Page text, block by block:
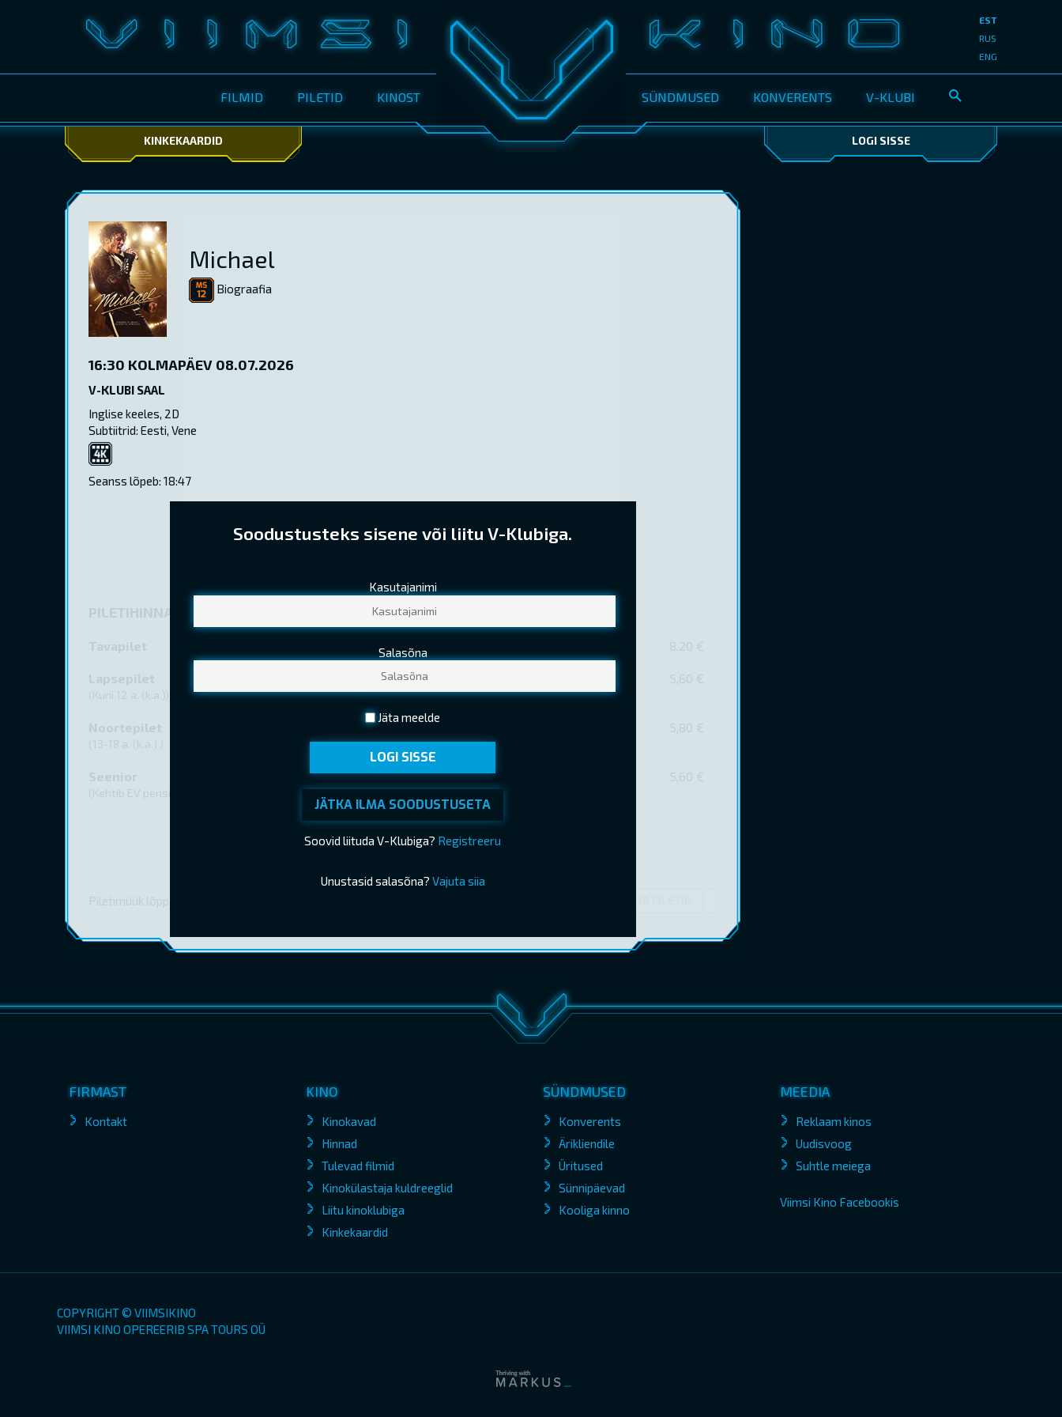
FILMID PILETID KINOST SÜNDMUSED KONVERENTS V-KLUBI
EST
RUS
ENG
KINKEKAARDID LOGI SISSE
Michael
Biograafia
16:30 KOLMAPÄEV 08.07.2026
V-KLUBI SAAL
Inglise keeles, 2D
Subtiitrid: Eesti, Vene
4K
Seanss lõpeb: 18:47
Soodustusteks sisene või liitu V-Klubiga.
Kasutajanimi
Salasõna
Jäta meelde
LOGI SISSE
JÄTKA ILMA SOODUSTUSETA
Soovid liituda V-Klubiga? Registreeru
Unustasid salasõna? Vajuta siia
(Kehtib EV pensionitunnistuse esitamisel)
FIRMAST
Kontakt
KINO
Kinokavad
Hinnad
Tulevad filmid
Kinokülastaja kuldreeglid
Liitu kinoklubiga
Kinkekaardid
SÜNDMUSED
Konverents
Ärikliendile
Üritused
Sünnipäevad
Kooliga kinno
MEEDIA
Reklaam kinos
Uudisvoog
Suhtle meiega
Viimsi Kino Facebookis
COPYRIGHT © VIIMSIKINO
VIIMSI KINO OPEREERIB SPA TOURS OÜ